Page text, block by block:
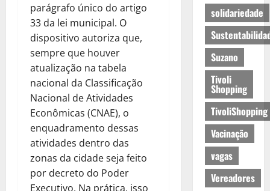
parágrafo único do artigo
33 da lei municipal. O
dispositivo autoriza que,
sempre que houver
atualização na tabela
nacional da Classificação
Nacional de Atividades
Econômicas (CNAE), o
enquadramento dessas
atividades dentro das
zonas da cidade seja feito
por decreto do Poder
Executivo. Na prática, isso
solidariedade
Suzano
Tivoli
Shopping
TivoliShopping
Vacinação
vagas
Vereadores